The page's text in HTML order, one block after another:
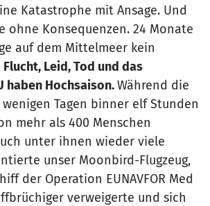
Katastrophe mit Ansage. Und
ohne Konsequenzen. 24 Monate
auf dem Mittelmeer kein
Flucht, Leid, Tod und das
haben Hochsaison.Während die
Tagen binner elf Stunden
mehr als 400 Menschen
unter ihnen wieder viele
unser Moonbird-Flugzeug,
der Operation EUNAVFOR Med
verweigerte und sich